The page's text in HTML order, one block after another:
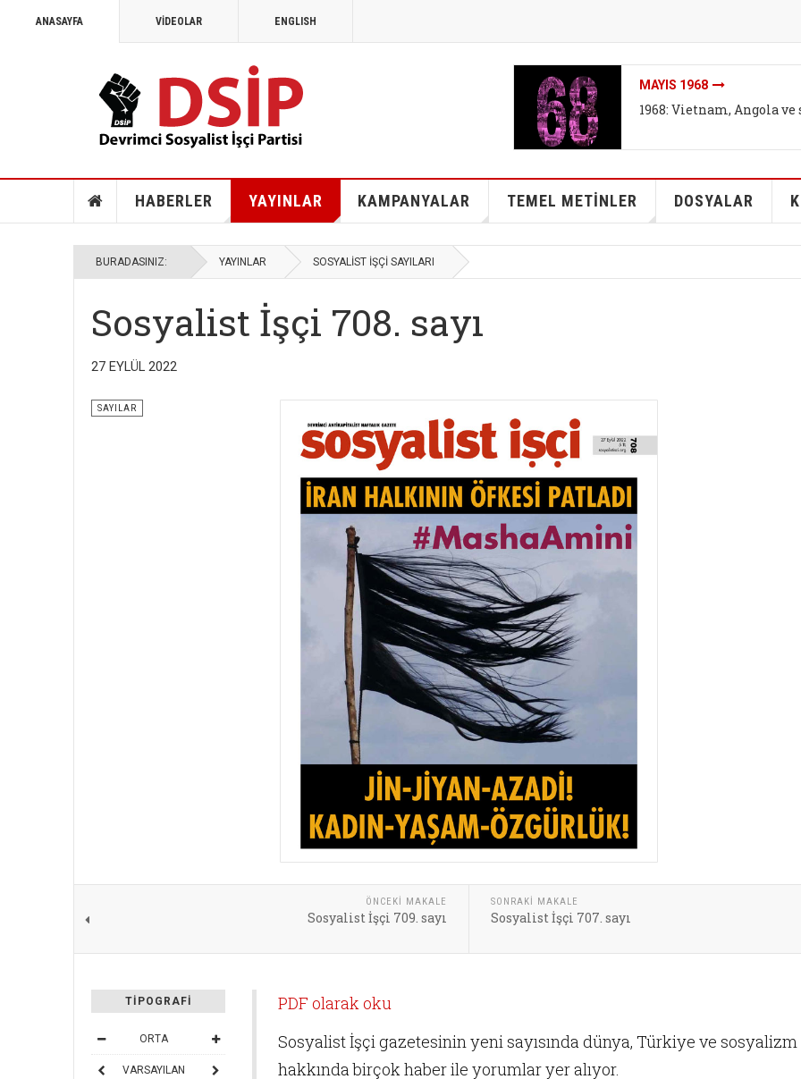
ANASAYFA VİDEOLAR ENGLISH
MAYIS 1968
1968: Vietnam, Angola ve
HABERLER YAYINLAR KAMPANYALAR TEMEL METİNLER DOSYALAR
BURADASINIZ: YAYINLAR SOSYALİST İŞÇİ SAYILARI
Sosyalist İşçi 708. sayı
27 EYLÜL 2022
SAYILAR
ÖNCEKI MAKALE
Sosyalist İşçi 709. sayı
SONRAKI MAKALE
Sosyalist İşçi 707. sayı
TIPOGRAFI
ORTA
VARSAYILAN
PDF olarak oku
Sosyalist İşçi gazetesinin yeni sayısında dünya, Türkiye ve sosyalizm
hakkında birçok haber ile yorumlar yer alıyor.